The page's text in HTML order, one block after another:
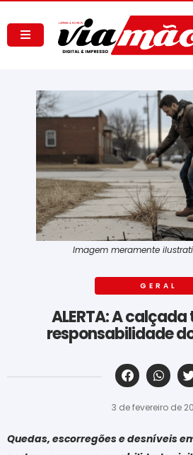
Imagem meramente
GERAL
ALERTA: A
responsabilidade
3 de fevereiro de
Quedas, escorregões e desníveis